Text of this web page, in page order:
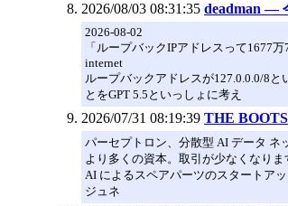
2026/08/03 08:31:35 deadman ―
2026-08-02
「ループバックIPアドレスって1677
internet
ループバックアドレスが127.0.0.0/8
とをGPT 5.5といっしょに考え
2026/07/31 08:19:39 THE
パーセプトロン、分散型 AI データ ネ
より多くの資本。取引が少なくなり
AI によるスペアパーツのスタートア
ジュネ